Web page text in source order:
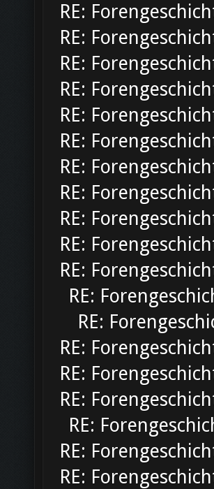
RE:
RE:
RE:
RE:
RE:
RE:
RE:
RE:
RE:
RE:
RE:
RE:
RE:
RE:
RE:
RE:
RE:
RE:
RE: